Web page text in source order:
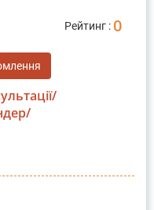
Рейтинг : 0